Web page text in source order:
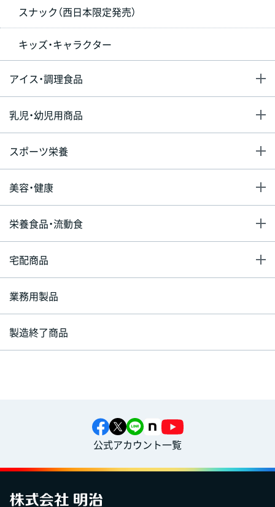
スナック（西日本限定発売）
キッズ・キャラクター
アイス・調理食品
乳児・幼児用商品
スポーツ栄養
美容・健康
栄養食品・流動食
宅配商品
業務用製品
製造終了商品
公式アカウント一覧